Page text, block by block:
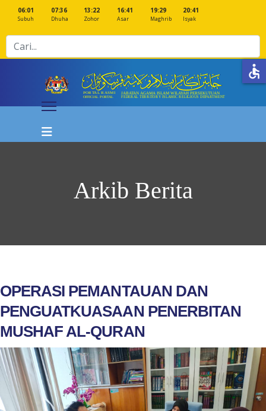
06:01
Subuh
07:36
Dhuha
13:22
Zohor
16:41
Asar
19:29
Maghrib
20:41
Isyak
Cari
Arkib Berita
OPERASI PEMANTAUAN DAN
PENGUATKUASAAN PENERBITAN
MUSHAF AL-QURAN
accessible